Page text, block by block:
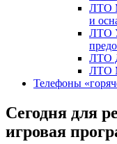
ЛТО
и
ЛТО
ЛТО
ЛТО
Телефоны
Сегодня для
игровая